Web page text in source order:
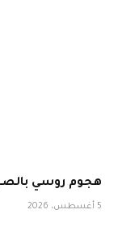
هجوم روسي
5 أغسطس، 2026